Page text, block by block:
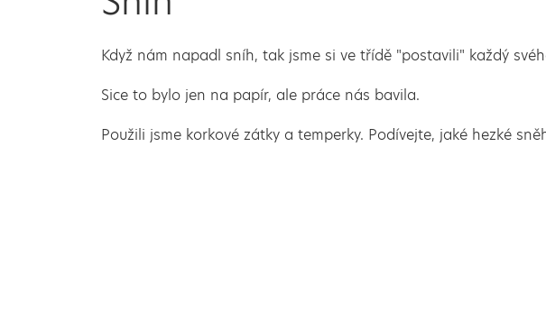
Když nám napadl sníh, tak jsme si ve třídě "postavili" každý
Sice to bylo jen na papír, ale práce nás bavila.
Použili jsme korkové zátky a temperky. Podívejte, jaké hezké